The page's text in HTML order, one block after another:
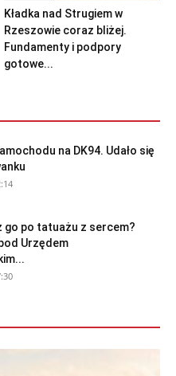
Kładka nad Strugiem w
Rzeszowie coraz bliżej.
Fundamenty i podpory
gotowe...
na DK94. Udało się
go po tatuażu z sercem?
Urzędem